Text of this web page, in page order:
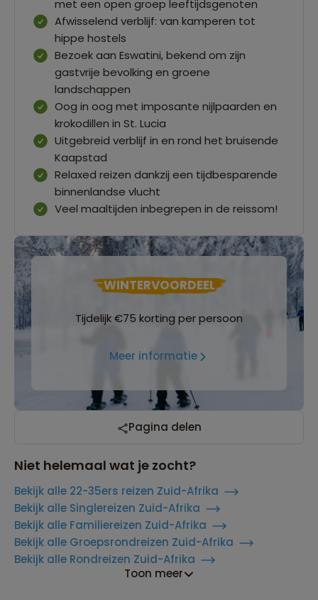
met een open groep leeftijdsgenoten
Afwisselend verblijf: van kamperen tot
hippe hostels
Bezoek aan Eswatini, bekend om zijn
gastvrije bevolking en groene
landschappen
Oog in oog met imposante nijlpaarden en
krokodillen in St. Lucia
Uitgebreid verblijf in en rond het bruisende
Kaapstad
Relaxed reizen dankzij een tijdbesparende
binnenlandse vlucht
Veel maaltijden inbegrepen in de reissom!
WINTERVOORDEEL
Tijdelijk €75 korting per persoon
Meer informatie
Pagina delen
Niet helemaal wat je zocht?
Bekijk alle 22-35ers reizen Zuid-Afrika
Bekijk alle Singlereizen Zuid-Afrika
Bekijk alle Familiereizen Zuid-Afrika
Bekijk alle Groepsrondreizen Zuid-Afrika
Bekijk alle Rondreizen Zuid-Afrika
Toon meer